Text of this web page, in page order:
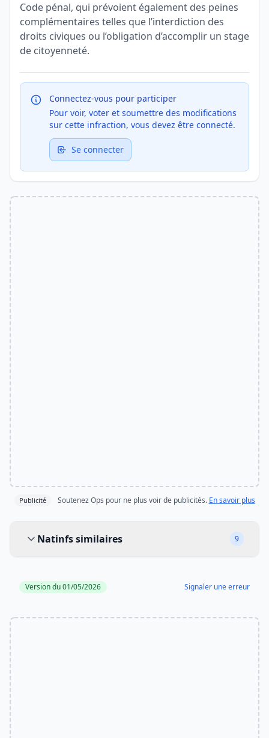
Code pénal, qui prévoient également des peines
complémentaires telles que l’interdiction des
droits civiques ou l’obligation d’accomplir un stage
de citoyenneté.
Connectez-vous pour participer
Pour voir, voter et soumettre des modifications
sur cette infraction, vous devez être connecté.
Se connecter
Publicité Soutenez Ops pour ne plus voir de publicités. En savoir plus
Natinfs similaires
9
Version du 01/05/2026 Signaler une erreur